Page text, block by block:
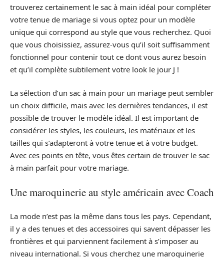
trouverez certainement le sac à main idéal pour compléter
votre tenue de mariage si vous optez pour un modèle
unique qui correspond au style que vous recherchez. Quoi
que vous choisissiez, assurez-vous qu’il soit suffisamment
fonctionnel pour contenir tout ce dont vous aurez besoin
et qu’il complète subtilement votre look le jour J !
La sélection d’un sac à main pour un mariage peut sembler
un choix difficile, mais avec les dernières tendances, il est
possible de trouver le modèle idéal. Il est important de
considérer les styles, les couleurs, les matériaux et les
tailles qui s’adapteront à votre tenue et à votre budget.
Avec ces points en tête, vous êtes certain de trouver le sac
à main parfait pour votre mariage.
Une maroquinerie au style américain avec Coach
La mode n’est pas la même dans tous les pays. Cependant,
il y a des tenues et des accessoires qui savent dépasser les
frontières et qui parviennent facilement à s’imposer au
niveau international. Si vous cherchez une maroquinerie